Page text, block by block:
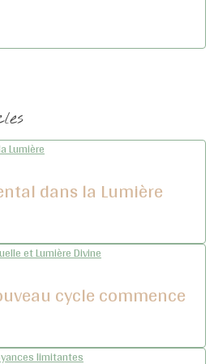
dans la Lumière
cycle commence